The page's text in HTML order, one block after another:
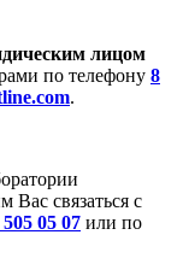
лицом
по телефону 8
.
Вас связаться с
05 07 или по